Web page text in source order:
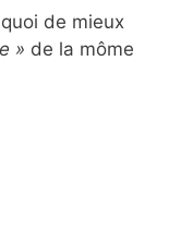
de mieux
» de la môme